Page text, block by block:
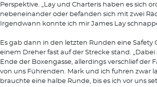
Perspektive. „Lay und Charteris haben es sich
nebeneinander oder befanden sich mit zwei
Irgendwann konnte ich mir James Lay
Es gab dann in den letzten Runden eine Safety
einem Dreher fast auf der Strecke stand.
Ende der Boxengasse, allerdings verschlief der
von uns Führenden. Mark und ich fuhren zwar
brauchte eine halbe Runde, bis es ich vor uns